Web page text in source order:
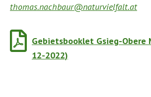
thomas.nachbaur@naturvielfalt.at
Gebietsbooklet Gsieg-Obere
12-2022)